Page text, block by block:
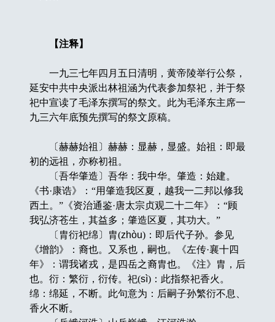
【注释】
一九三七年四月五日清明，黄帝陵举行公祭，
延安中共中央派出林祖涵为代表参加祭祀，并于祭
祀中宣读了毛泽东撰写的祭文。此为毛泽东主席一
九三六年底预先撰写的祭文原稿。
〔赫赫始祖〕赫赫：显赫，显盛。始祖：即最
初的远祖，亦称初祖。
〔吾华肇造〕吾华：我中华。肇造：始建。
《书·康诰》：“用肇造我区夏，越我一二邦以修我
西土。”《资治通鉴·唐太宗贞观二十二年》：“顾
我弘济苍生，其益多；肇造区夏，其功大。”
〔胄衍祀绵〕胄(zhòu)：即后代子孙。参见
《增韵》：裔也。又系也，嗣也。《左传·襄十四
年》：谓我诸戎，是四岳之裔胄也。《注》胄，后
也。衍：繁衍，衍传。祀(sì)：此指祭祀香火。
绵：绵延，不断。此句意为：后嗣子孙繁衍不息、
香火不断。